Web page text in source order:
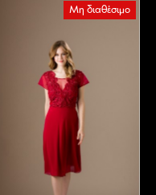
Μη διαθέσιμο